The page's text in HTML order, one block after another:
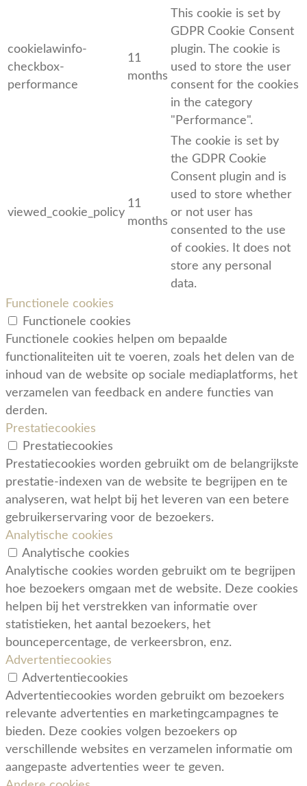
cookielawinfo-
checkbox-
performance
11
months
This cookie is set by
GDPR Cookie Consent
plugin. The cookie is
used to store the user
consent for the cookies
in the category
"Performance".
viewed_cookie_policy
11
months
The cookie is set by
the GDPR Cookie
Consent plugin and is
used to store whether
or not user has
consented to the use
of cookies. It does not
store any personal
data.
Functionele cookies
Functionele cookies
Functionele cookies helpen om bepaalde
functionaliteiten uit te voeren, zoals het delen van de
inhoud van de website op sociale mediaplatforms, het
verzamelen van feedback en andere functies van
derden.
Prestatiecookies
Prestatiecookies
Prestatiecookies worden gebruikt om de belangrijkste
prestatie-indexen van de website te begrijpen en te
analyseren, wat helpt bij het leveren van een betere
gebruikerservaring voor de bezoekers.
Analytische cookies
Analytische cookies
Analytische cookies worden gebruikt om te begrijpen
hoe bezoekers omgaan met de website. Deze cookies
helpen bij het verstrekken van informatie over
statistieken, het aantal bezoekers, het
bouncepercentage, de verkeersbron, enz.
Advertentiecookies
Advertentiecookies
Advertentiecookies worden gebruikt om bezoekers
relevante advertenties en marketingcampagnes te
bieden. Deze cookies volgen bezoekers op
verschillende websites en verzamelen informatie om
aangepaste advertenties weer te geven.